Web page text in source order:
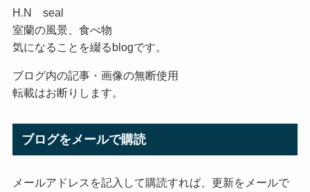
H.N seal
室蘭の風景、食べ物
気になることを綴るblogです。
ブログ内の記事・画像の無断使用
転載はお断りします。
ブログをメールで購読
メールアドレスを記入して購読すれば、更新をメールで